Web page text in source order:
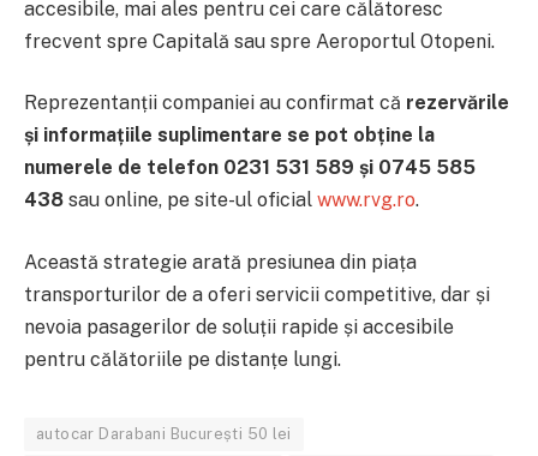
accesibile, mai ales pentru cei care călătoresc
frecvent spre Capitală sau spre Aeroportul Otopeni.
Reprezentanții companiei au confirmat că rezervările
și informațiile suplimentare se pot obține la
numerele de telefon 0231 531 589 și 0745 585
438 sau online, pe site-ul oficial www.rvg.ro.
Această strategie arată presiunea din piața
transporturilor de a oferi servicii competitive, dar și
nevoia pasagerilor de soluții rapide și accesibile
pentru călătoriile pe distanțe lungi.
autocar Darabani București 50 lei